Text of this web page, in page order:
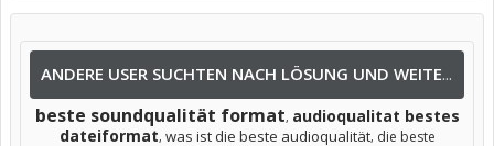
ANDERE USER SUCHTEN NACH LÖSUNG UND WEITEREN INFOS NACH:
beste soundqualität format, audioqualitat bestes
dateiformat, was ist die beste audioqualität, die beste